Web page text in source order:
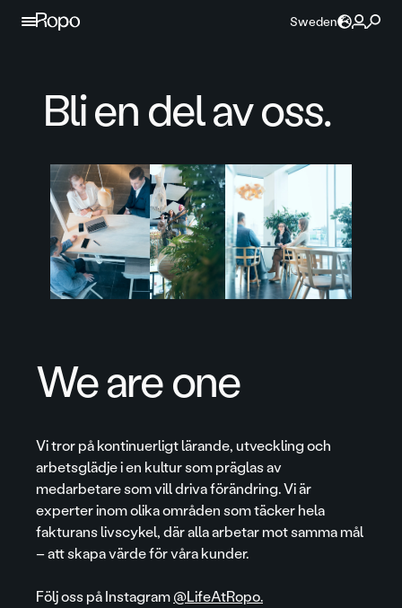
Hoppa till innehållet
Sweden
Bli en del av oss.
We are one
Vi tror på kontinuerligt lärande, utveckling och
arbetsglädje i en kultur som präglas av
medarbetare som vill driva förändring. Vi är
experter inom olika områden som täcker hela
fakturans livscykel, där alla arbetar mot samma mål
– att skapa värde för våra kunder.
Följ oss på Instagram @LifeAtRopo.